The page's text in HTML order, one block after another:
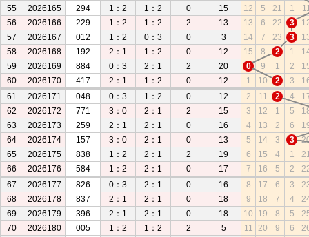
55
2026165 294 1：2 1：2 0 15 12 5 21 1
56
2026166 229 1：2 1：2 2 13 13 6 22 3
57
2026167 012 1：2 0：3 0 3 14 7 23 3
58
2026168 192 2：1 1：2 0 12 15 8 2 1
59
2026169 884 0：3 2：1 2 20 0 9 1 2
60
2026170 417 2：1 1：2 0 12 1 10 2 3
61
2026171 048 0：3 1：2 0 12 2 11 2 4
62
2026172 771 3：0 2：1 2 15 3 12 1 5
63
2026173 259 2：1 2：1 0 16 4 13 2 6
64
2026174 157 3：0 2：1 0 13 5 14 3 3
65
2026175 838 1：2 2：1 2 19 6 15 4 1
66
2026176 584 1：2 2：1 0 17 7 16 5 2
67
2026177 826 0：3 2：1 0 16 8 17 6 3
68
2026178 837 2：1 2：1 0 18 9 18 7 4
69
2026179 396 2：1 2：1 0 18 10 19 8 5
70
2026180 005 1：2 1：2 2 5 11 20 9 6